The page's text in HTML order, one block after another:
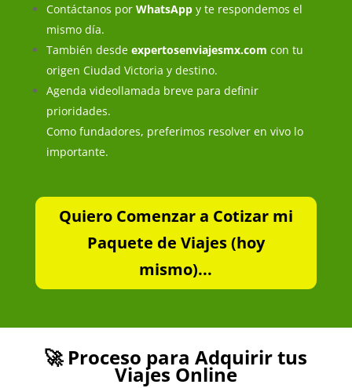
Contáctanos por WhatsAppy te respondemos el
mismo día.
También desde expertosenviajesmx.com con tu
origen Ciudad Victoria y destino.
Agenda videollamada breve para definir
prioridades.
Como fundadores, preferimos resolver en vivo lo
importante.
Quiero Comenzar a Cotizar mi
Paquete de Viajes (hoy
mismo)...
🚀 Proceso para Adquirir tus
Viajes Online